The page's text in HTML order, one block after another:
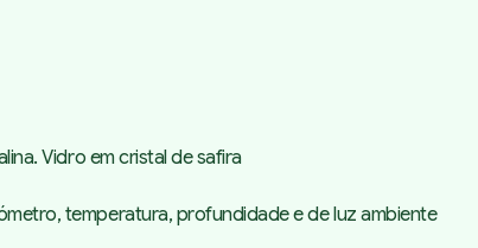
Vidro em cristal de safira
temperatura, profundidade e de luz ambiente